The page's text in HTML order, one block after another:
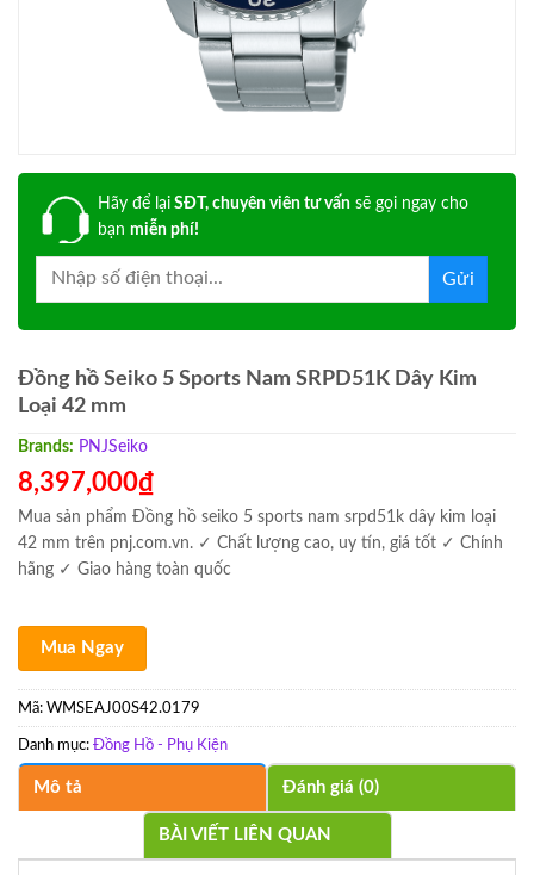
Hãy để lại SĐT, chuyên viên tư vấn sẽ gọi ngay cho
bạn miễn phí!
Đồng hồ Seiko 5 Sports Nam SRPD51K Dây Kim
Loại 42 mm
Brands: PNJSeiko
8,397,000₫
Mua sản phẩm Đồng hồ seiko 5 sports nam srpd51k dây kim loại
42 mm trên pnj.com.vn. ✓ Chất lượng cao, uy tín, giá tốt ✓ Chính
hãng ✓ Giao hàng toàn quốc
Mua Ngay
Mã: WMSEAJ00S42.0179
Danh mục: Đồng Hồ - Phụ Kiện
Mô tả Đánh giá (0)
BÀI VIẾT LIÊN QUAN